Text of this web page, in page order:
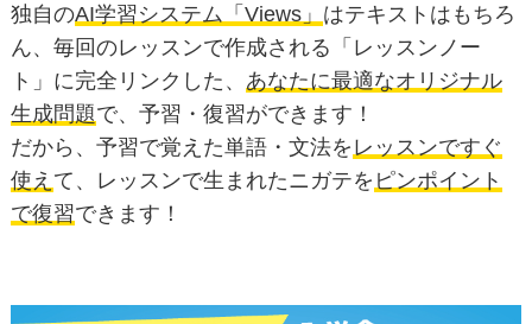
独自のAI学習システム「Views」 はテキストはもちろ
ん、毎回のレッスンで作成される「レッスンノー
ト」に完全リンクした、 あなたに最適なオリジナル
生成問題で、予習・復習ができます！
だから、予習で覚えた単語・文法を レッスンですぐ
使え て、レッスンで生まれたニガテを ピンポイント
で復習できます！